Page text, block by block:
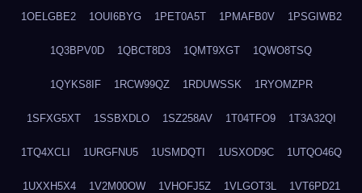
1OELGBE2 1OUI6BYG 1PET0A5T 1PMAFB0V 1PSGIWB2
1Q3BPV0D 1QBCT8D3 1QMT9XGT 1QWO8TSQ
1QYKS8IF 1RCW99QZ 1RDUWSSK 1RYOMZPR
1SFXG5XT 1SSBXDLO 1SZ258AV 1T04TFO9 1T3A32QI
1TQ4XCLI 1URGFNU5 1USMDQTI 1USXOD9C 1UTQO46Q
1UXXH5X4 1V2M00OW 1VHOFJ5Z 1VLGOT3L 1VT6PD21